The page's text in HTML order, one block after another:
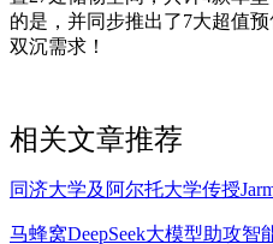
的是，并同步推出了7大超值
双沉需求！
相关文章推荐
同济大学及阿尔托大学传授
马蜂窝DeepSeek大模型助攻智